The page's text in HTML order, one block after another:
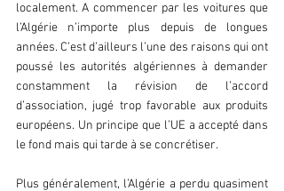
localement. A commencer par les voitures que
l’Algérie n’importe plus depuis de longues
années. C’est d’ailleurs l’une des raisons qui ont
poussé les autorités algériennes à demander
constamment la révision de l’accord
d’association, jugé trop favorable aux produits
européens. Un principe que l’UE a accepté dans
le fond mais qui tarde à se concrétiser.
Plus généralement, l’Algérie a perdu quasiment